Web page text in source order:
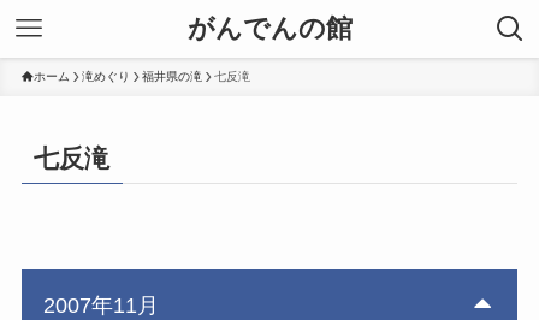
がんでんの館
ホーム 滝めぐり 福井県の滝 七反滝
七反滝
2007年11月